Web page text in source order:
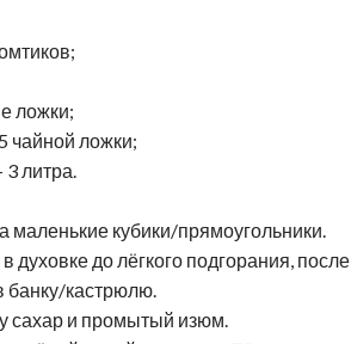
ложки;
чайной ложки;
литра.
маленькие кубики/прямоугольники.
духовке до лёгкого подгорания, после
банку/кастрюлю.
сахар и промытый изюм.